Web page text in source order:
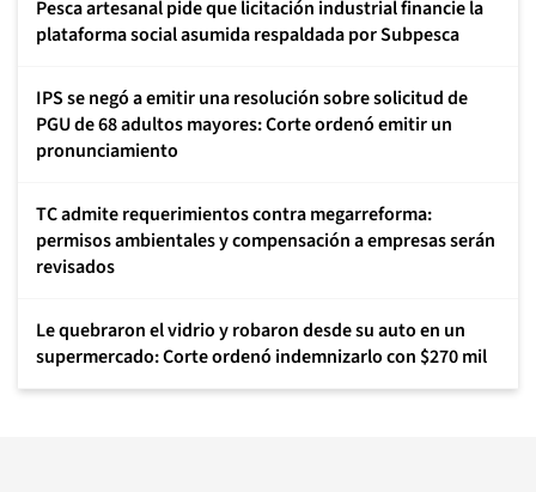
Pesca artesanal pide que licitación industrial financie la
plataforma social asumida respaldada por Subpesca
IPS se negó a emitir una resolución sobre solicitud de
PGU de 68 adultos mayores: Corte ordenó emitir un
pronunciamiento
TC admite requerimientos contra megarreforma:
permisos ambientales y compensación a empresas serán
revisados
Le quebraron el vidrio y robaron desde su auto en un
supermercado: Corte ordenó indemnizarlo con $270 mil